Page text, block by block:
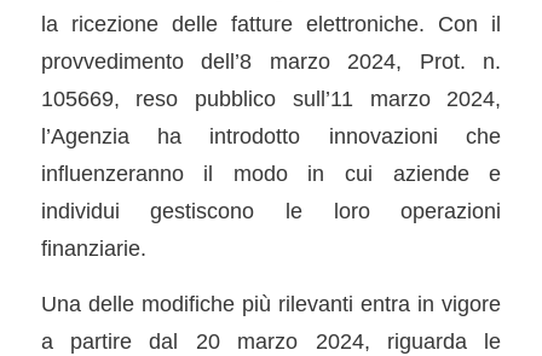
la ricezione delle fatture elettroniche. Con il
provvedimento dell’8 marzo 2024, Prot. n.
105669, reso pubblico sull’11 marzo 2024,
l’Agenzia ha introdotto innovazioni che
influenzeranno il modo in cui aziende e
individui gestiscono le loro operazioni
finanziarie.
Una delle modifiche più rilevanti entra in vigore
a partire dal 20 marzo 2024, riguarda le